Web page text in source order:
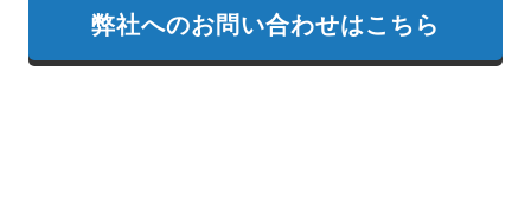
弊社へのお問い合わせはこちら